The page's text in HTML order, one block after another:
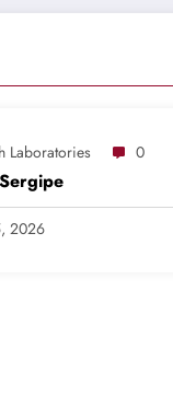
Laboratories 0
2026